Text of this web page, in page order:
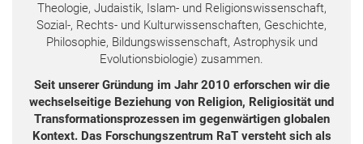
Theologie, Judaistik, Islam- und Religionswissenschaft,
Sozial-, Rechts- und Kulturwissenschaften, Geschichte,
Philosophie, Bildungswissenschaft, Astrophysik und
Evolutionsbiologie) zusammen.
Seit unserer Gründung im Jahr 2010 erforschen wir die
wechselseitige Beziehung von Religion, Religiosität und
Transformationsprozessen im gegenwärtigen globalen
Kontext. Das Forschungszentrum RaT versteht sich als